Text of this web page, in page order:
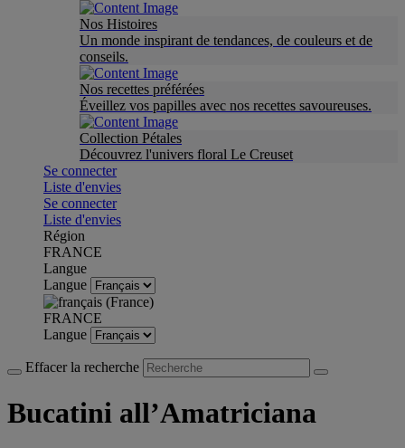
Nos Histoires
Un monde inspirant de tendances, de couleurs et de
conseils.
Nos recettes préférées
Éveillez vos papilles avec nos recettes savoureuses.
Collection Pétales
Découvrez l'univers floral Le Creuset
Se connecter
Liste d'envies
Se connecter
Liste d'envies
Région
FRANCE
Langue
Langue
FRANCE
Langue
Effacer la recherche
Bucatini all’Amatriciana